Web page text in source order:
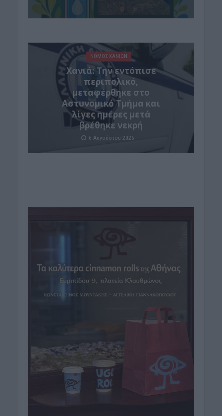
ΝΟΜΌΣ ΧΑΝΊΩΝ
Χανιά: Την εντόπισε
περιπολικό,
μεταφέρθηκε στο
Αστυνομικό Τμήμα και
λίγες ημέρες μετά
βρέθηκε νεκρή
6 Αυγούστου 2026